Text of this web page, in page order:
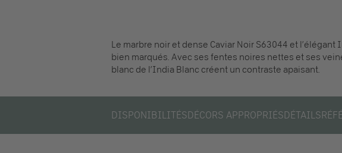
Le marbre noir et dense Caviar Noir S63044 et
bien marqués. Avec ses fentes noires nettes et ses
blanc de l’India Blanc créent un contraste apaisant.
DISPONIBILITÉSDÉCORS APPROPRIÉSDÉTAILS